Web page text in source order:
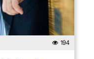
194